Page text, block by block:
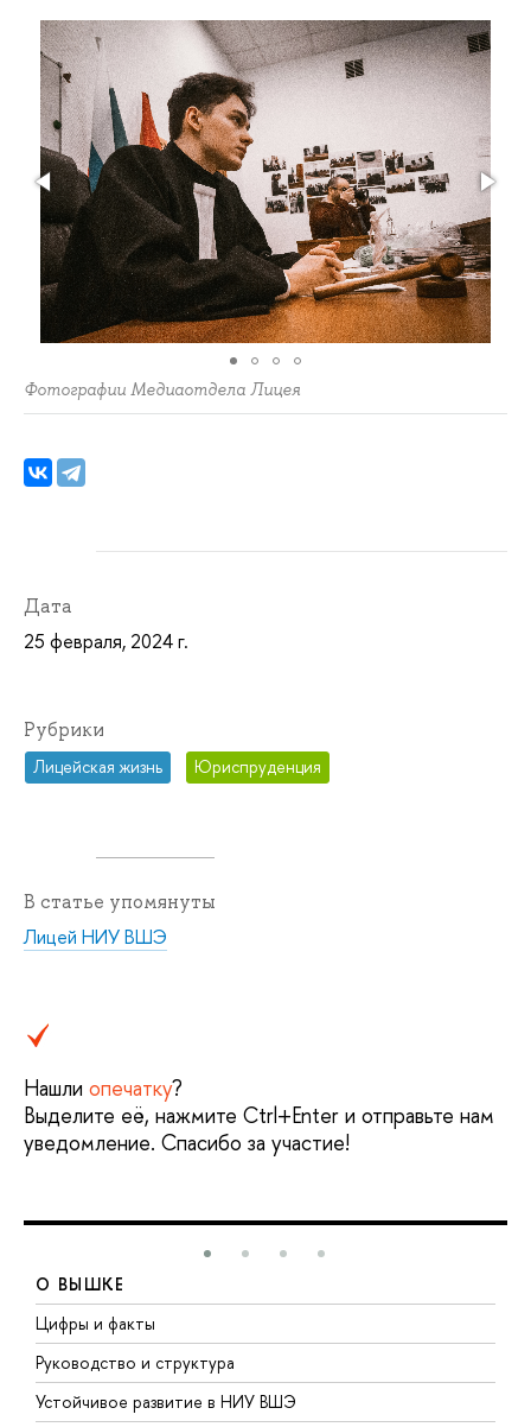
Фотографии Медиаотдела Лицея
Дата
25 февраля, 2024 г.
Рубрики
Лицейская жизнь Юриспруденция
В статье упомянуты
Лицей НИУ ВШЭ
Нашли опечатку?
Выделите её, нажмите Ctrl+Enter и отправьте нам
уведомление. Спасибо за участие!
О ВЫШКЕ
Цифры и факты
Руководство и структура
Устойчивое развитие в НИУ ВШЭ